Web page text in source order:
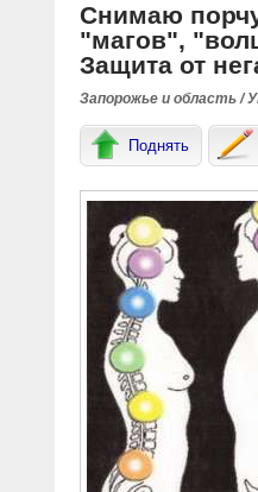
Снимаю
"магов",
Защита от
Запорожье и область /
Поднять